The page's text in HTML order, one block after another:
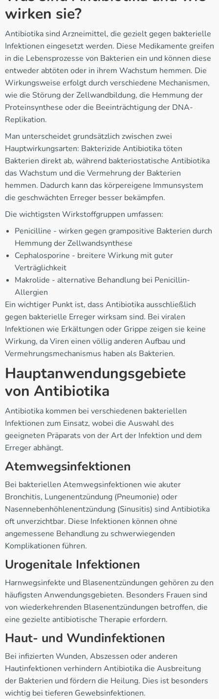
wirken sie?
Antibiotika sind Arzneimittel, die gezielt gegen bakterielle
Infektionen eingesetzt werden. Diese Medikamente greifen
in die Lebensprozesse von Bakterien ein und können diese
entweder abtöten oder in ihrem Wachstum hemmen. Die
Wirkungsweise erfolgt durch verschiedene Mechanismen,
wie die Störung der Zellwandbildung, die Hemmung der
Proteinsynthese oder die Beeinträchtigung der DNA-
Replikation.
Man unterscheidet grundsätzlich zwischen zwei
Hauptwirkungsarten: Bakterizide Antibiotika töten
Bakterien direkt ab, während bakteriostatische Antibiotika
das Wachstum und die Vermehrung der Bakterien
hemmen. Dadurch kann das körpereigene Immunsystem
die geschwächten Erreger besser bekämpfen.
Die wichtigsten Wirkstoffgruppen umfassen:
Penicilline - wirken gegen grampositive Bakterien durch
Hemmung der Zellwandsynthese
Cephalosporine - breitere Wirkung mit guter
Verträglichkeit
Makrolide - alternative Behandlung bei Penicillin-
Allergien
Ein wichtiger Punkt ist, dass Antibiotika ausschließlich
gegen bakterielle Erreger wirksam sind. Bei viralen
Infektionen wie Erkältungen oder Grippe zeigen sie keine
Wirkung, da Viren einen völlig anderen Aufbau und
Vermehrungsmechanismus haben als Bakterien.
Hauptanwendungsgebiete
von Antibiotika
Antibiotika kommen bei verschiedenen bakteriellen
Infektionen zum Einsatz, wobei die Auswahl des
geeigneten Präparats von der Art der Infektion und dem
Erreger abhängt.
Atemwegsinfektionen
Bei bakteriellen Atemwegsinfektionen wie akuter
Bronchitis, Lungenentzündung (Pneumonie) oder
Nasennebenhöhlenentzündung (Sinusitis) sind Antibiotika
oft unverzichtbar. Diese Infektionen können ohne
angemessene Behandlung zu schwerwiegenden
Komplikationen führen.
Urogenitale Infektionen
Harnwegsinfekte und Blasenentzündungen gehören zu den
häufigsten Anwendungsgebieten. Besonders Frauen sind
von wiederkehrenden Blasenentzündungen betroffen, die
eine gezielte antibiotische Therapie erfordern.
Haut- und Wundinfektionen
Bei infizierten Wunden, Abszessen oder anderen
Hautinfektionen verhindern Antibiotika die Ausbreitung
der Bakterien und fördern die Heilung. Dies ist besonders
wichtig bei tieferen Gewebsinfektionen.